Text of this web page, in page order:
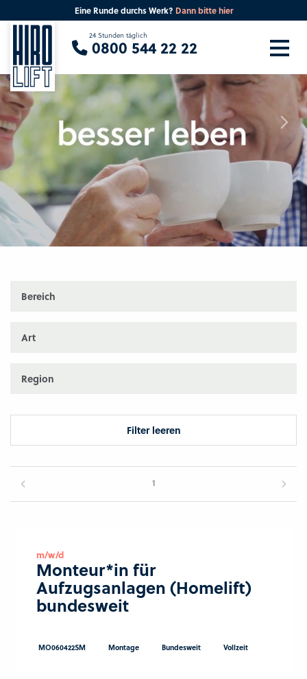
Bereich
Art
Region
Filter leeren
1
m/w/d
Monteur*in für
Aufzugsanlagen (Homelift)
bundesweit
MO060422SM Montage Bundesweit Vollzeit
Eine Runde durchs Werk? Dann bitte hier
24 Stunden täglich
0800 544 22 22
Sie suchen eine Beratung vor Ort?
Ihre PLZ Beratung